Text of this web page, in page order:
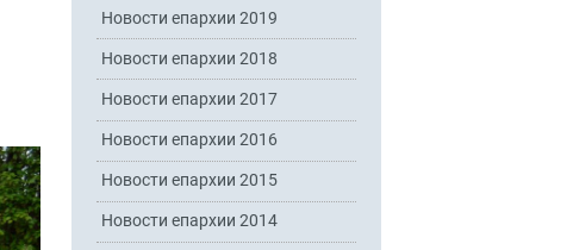
Новости епархии 2019
Новости епархии 2018
Новости епархии 2017
Новости епархии 2016
Новости епархии 2015
Новости епархии 2014